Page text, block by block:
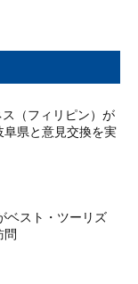
ス（フィリピン）が
阜県と意見交換を実
ベスト・ツーリズ
問